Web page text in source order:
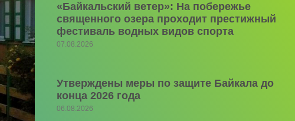
«Байкальский ветер»: На побережье
священного озера проходит престижный
фестиваль водных видов спорта
07.08.2026
Утверждены меры по защите Байкала до
конца 2026 года
06.08.2026